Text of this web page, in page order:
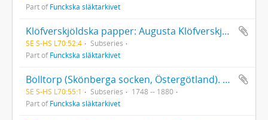
Part ofFunckska släktarkivet
Klöfverskjöldska papper: Augusta Klöfverskjöld (1799-1814), Räkenskaper för tiden 1810-1814,, uppsatta av O. J. Risellschöld. - Carl Klöfverskjöld (1797-1879), 2 handlingar rörande kapten Carl Klöfverskjölds affärer [varav den ena uppsatt av Fredrik Aleander Funck].
SE S-HS L70:52:4
Subseries
Part ofFunckska släktarkivet
Bolltorp (Skönberga socken, Östergötland). Köpt 1815 av Gustaf Johan Funck. Köpebrev, inteckningar.
SE S-HS L70:55:1 Subseries
1748 -- 1880
Part ofFunckska släktarkivet